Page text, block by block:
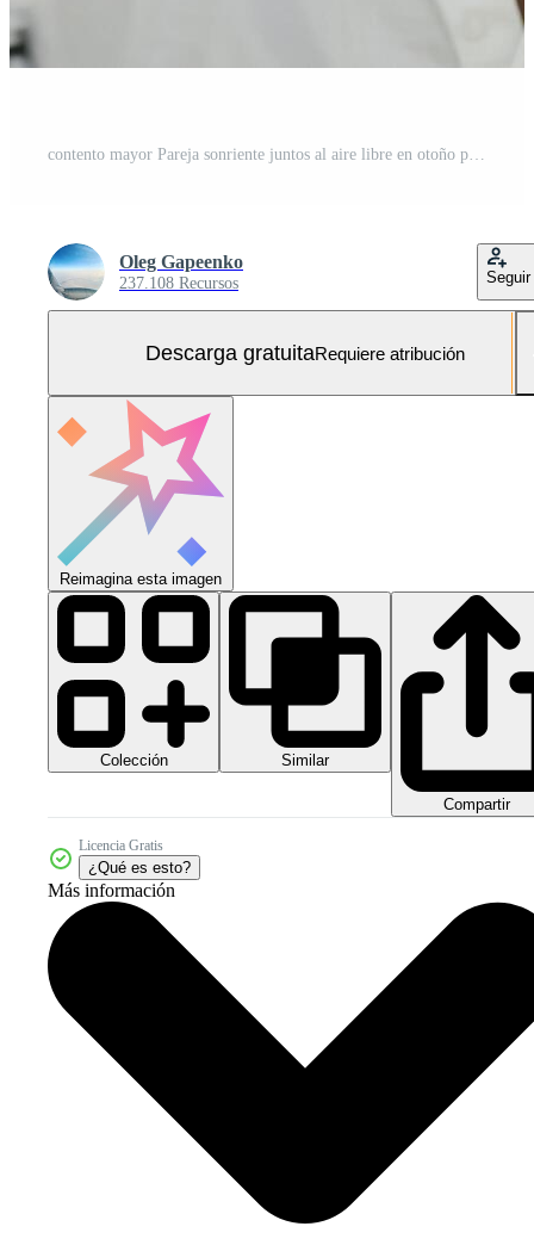
contento mayor Pareja sonriente juntos al aire libre en otoño parque Foto Gratis
Oleg Gapeenko
237.108 Recursos Seguir
Descarga gratuitaRequiere atribución
Reimagina esta imagen
Colección Similar
Compartir
Licencia Gratis
¿Qué es esto?
Más información